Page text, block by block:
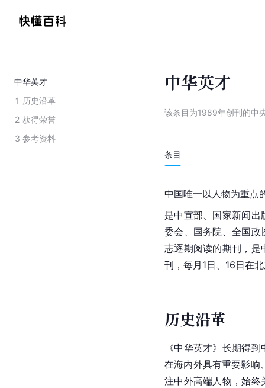
中华英才
1 历史沿革
2 获得荣誉
3 参考资料
中华英才
该条目为1989年创刊的中
条目
中国唯一以人物为重点
是中宣部、国家新闻
委会、 国务院 、全国
志逐期阅读的期刊，是
刊，每月1日、16日在
历史沿革
《中华英才》长期得
在海内外具有重要影响
注中外高端人物，始终